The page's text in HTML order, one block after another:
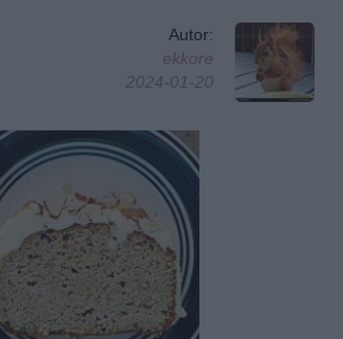
Autor:
ekkore
2024-01-20